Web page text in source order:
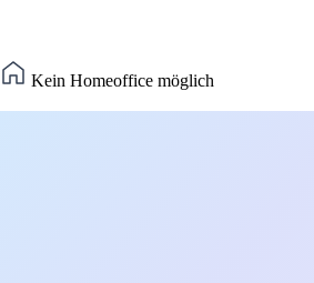
Kein Homeoffice möglich